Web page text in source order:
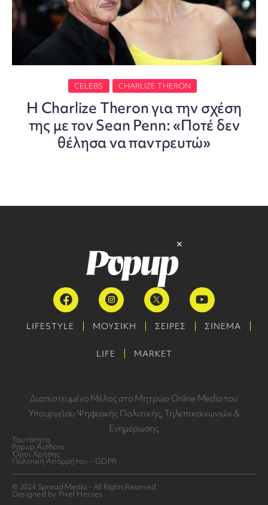
CELEBS CHARLIZE THERON
Η Charlize Theron για την σχέση
της με τον Sean Penn: «Ποτέ δεν
θέλησα να παντρευτώ»
LIFESTYLE ΜΟΥΣΙΚΗ ΣΕΙΡΕΣ ΣΙΝΕΜΑ
LIFE MARKET
Διαπιστευμένο Μέλος στο Μητρώο Online Media του
Υπουργείου Ψηφιακής Πολιτικής, Τηλεπικοινωνιών &
Ενημέρωσης
Ταυτότητα
Popup Authors
Όροι Χρήσης
Πολιτική Απορρήτου – GDPR
© 2024 Spread Media - All Rights Reserved
Designed by Pixel Heroes